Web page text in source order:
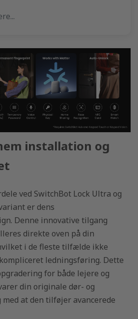
installation og
ved SwitchBot Lock Ultra og
er dens
Denne innovative tilgang
direkte oven på din
i de fleste tilfælde ikke
ledningsføring. Dette
for både lejere og
din originale dør- og
med at den tilføjer avancerede